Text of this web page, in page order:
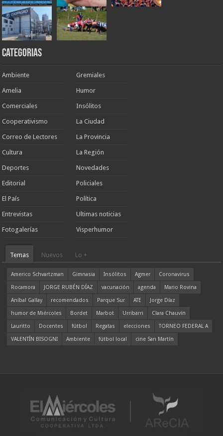
Categorias
Ambiente
Amelia
Comerciales
Cooperativismo
Correo de Lectores
Cultura
Deportes
Editorial
El País
Entrevistas
Fotogalerías
Gremiales
Humor
Insólitos
La Ciudad
La Provincia
La Región
Novedades
Policiales
Política
Ultimas noticias
Visperhumor
Temas Nuevos Lo +
Americo Schvartzman Gimnasia Insólitos Agmer
Coronavirus
Rocamora
JORGE RUBÉN DÍAZ vacunación agenda
Mario Rovina
Aníbal Gallay
recomendados Parque Sur ATE
Jorge Díaz
humor de Miércoles
Bordet Marbot Urribarri
Clara Chauvín
Lauritto
Docentes fútbol Regatas elecciones
TORNEO FEDERAL A
VALENTÍN BISOGNI
Ambiente fútbol local cine San Martín